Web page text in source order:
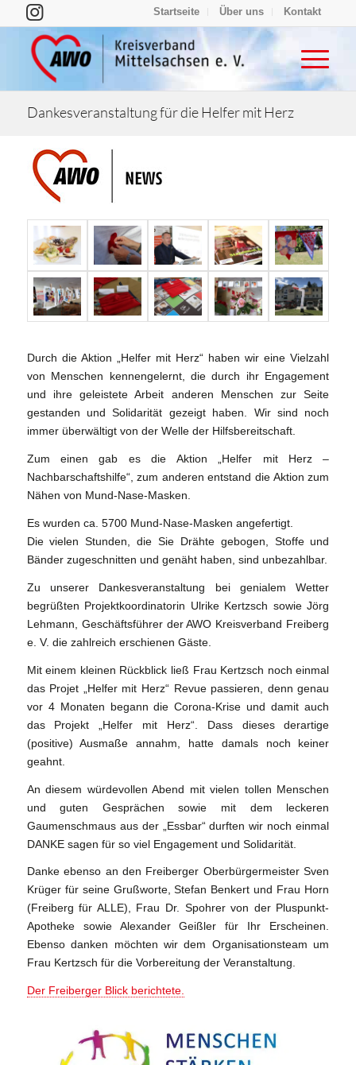
Startseite Über uns Kontakt
Dankesveranstaltung für die Helfer mit Herz
Durch die Aktion „Helfer mit Herz“ haben wir eine Vielzahl
von Menschen kennengelernt, die durch ihr Engagement
und ihre geleistete Arbeit anderen Menschen zur Seite
gestanden und Solidarität gezeigt haben. Wir sind noch
immer überwältigt von der Welle der Hilfsbereitschaft.
Zum einen gab es die Aktion „Helfer mit Herz –
Nachbarschaftshilfe“, zum anderen entstand die Aktion zum
Nähen von Mund-Nase-Masken.
Es wurden ca. 5700 Mund-Nase-Masken angefertigt.
Die vielen Stunden, die Sie Drähte gebogen, Stoffe und
Bänder zugeschnitten und genäht haben, sind unbezahlbar.
Zu unserer Dankesveranstaltung bei genialem Wetter
begrüßten Projektkoordinatorin Ulrike Kertzsch sowie Jörg
Lehmann, Geschäftsführer der AWO Kreisverband Freiberg
e. V. die zahlreich erschienen Gäste.
Mit einem kleinen Rückblick ließ Frau Kertzsch noch einmal
das Projet „Helfer mit Herz“ Revue passieren, denn genau
vor 4 Monaten begann die Corona-Krise und damit auch
das Projekt „Helfer mit Herz“. Dass dieses derartige
(positive) Ausmaße annahm, hatte damals noch keiner
geahnt.
An diesem würdevollen Abend mit vielen tollen Menschen
und guten Gesprächen sowie mit dem leckeren
Gaumenschmaus aus der „Essbar“ durften wir noch einmal
DANKE sagen für so viel Engagement und Solidarität.
Danke ebenso an den Freiberger Oberbürgermeister Sven
Krüger für seine Grußworte, Stefan Benkert und Frau Horn
(Freiberg für ALLE), Frau Dr. Spohrer von der Pluspunkt-
Apotheke sowie Alexander Geißler für Ihr Erscheinen.
Ebenso danken möchten wir dem Organisationsteam um
Frau Kertzsch für die Vorbereitung der Veranstaltung.
Der Freiberger Blick berichtete.